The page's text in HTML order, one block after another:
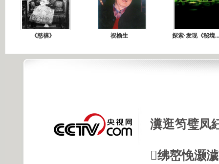
《慈禧》 祝榆生 探索·发现《秘境...
瀵逛笉璧凤
绋嶅悗灏